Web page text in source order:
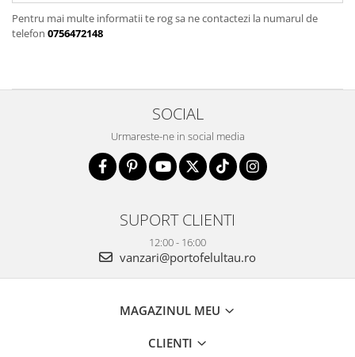
Pentru mai multe informatii te rog sa ne contactezi la numarul de
telefon 0756472148
SOCIAL
Urmareste-ne in social media
SUPORT CLIENTI
12:00 - 16:00
vanzari@portofelultau.ro
MAGAZINUL MEU
CLIENTI